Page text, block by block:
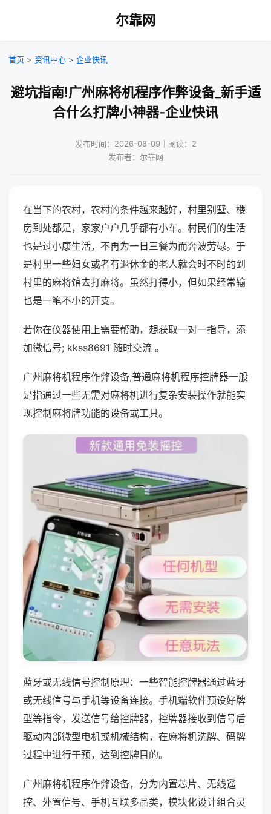
尔靠网
首页 > 资讯中心 > 企业快讯
避坑指南!广州麻将机程序作弊设备_新手适
合什么打牌小神器-企业快讯
发布时间：2026-08-09｜阅读：2
发布者：尔靠网
在当下的农村，农村的条件越来越好，村里别墅、楼
房到处都是，家家户户几乎都有小车。村民们的生活
也是过小康生活，不再为一日三餐为而奔波劳碌。于
是村里一些妇女或者有退休金的老人就会时不时的到
村里的麻将馆去打麻将。虽然打得小，但如果经常输
也是一笔不小的开支。
若你在仪器使用上需要帮助，想获取一对一指导，添
加微信号; kkss8691 随时交流 。
广州麻将机程序作弊设备;普通麻将机程序控牌器一般
是指通过一些无需对麻将机进行复杂安装操作就能实
现控制麻将牌功能的设备或工具。
蓝牙或无线信号控制原理：一些智能控牌器通过蓝牙
或无线信号与手机等设备连接。手机端软件预设好牌
型等指令，发送信号给控牌器，控牌器接收到信号后
驱动内部微型电机或机械结构，在麻将机洗牌、码牌
过程中进行干预，达到控牌目的。
广州麻将机程序作弊设备，分为内置芯片、无线遥
控、外置信号、手机互联多品类，模块化设计组合灵